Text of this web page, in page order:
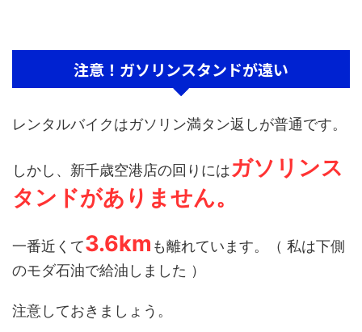
注意！ガソリンスタンドが遠い
レンタルバイクはガソリン満タン返しが普通です。
しかし、新千歳空港店の回りにはガソリンス
タンドがありません。
一番近くて3.6km も離れています。（ 私は下側
のモダ石油で給油しました ）
注意しておきましょう。